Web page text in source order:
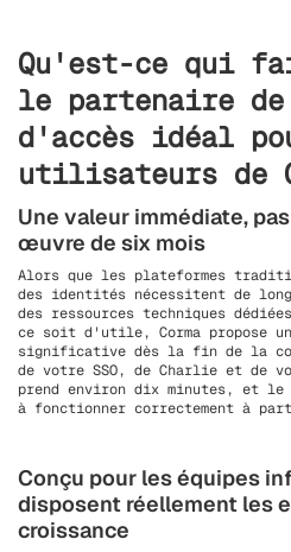
Qu'est-ce qui
le partenaire
d'accès idéal
utilisateurs de
Une valeur immédiate,
œuvre de six mois
Alors que les plateformes
des identités nécessitent de
des ressources techniques
ce soit d'utile, Corma propose
significative dès la fin de la
de votre SSO, de Charlie et de
prend environ dix minutes, et le
à fonctionner correctement à
Conçu pour les équipes
disposent réellement les
croissance